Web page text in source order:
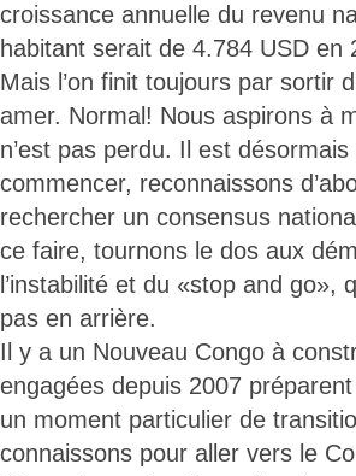
croissance annuelle du revenu
habitant serait de 4.784 USD en
Mais l’on finit toujours par sortir
amer. Normal! Nous aspirons à
n’est pas perdu. Il est
commencer, reconnaissons
rechercher un consensus
ce faire, tournons le dos aux
l’instabilité et du «stop and
pas en arrière.
Il y a un Nouveau Congo à
engagées depuis 2007
un moment particulier de
connaissons pour aller vers le